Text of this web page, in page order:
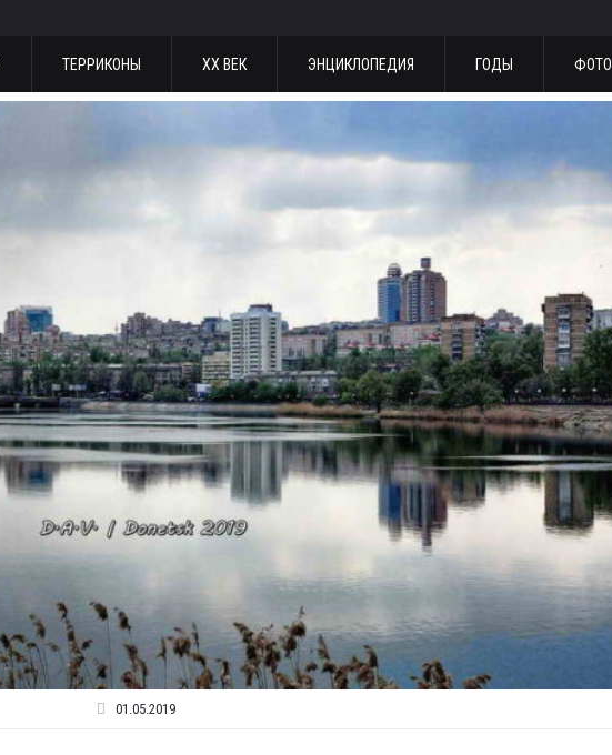
ТЕРРИКОНЫ ХХ ВЕК ЭНЦИКЛОПЕДИЯ ГОДЫ ФОТО
01.05.2019